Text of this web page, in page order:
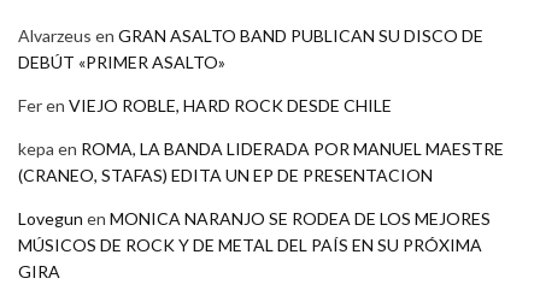
Alvarzeus en GRAN ASALTO BAND PUBLICAN SU DISCO DE
DEBÚT «PRIMER ASALTO»
Feren VIEJO ROBLE, HARD ROCK DESDE CHILE
kepa en ROMA, LA BANDA LIDERADA POR MANUEL MAESTRE
(CRANEO, STAFAS) EDITA UN EP DE PRESENTACION
Lovegun en MONICA NARANJO SE RODEA DE LOS MEJORES
MÚSICOS DE ROCK Y DE METAL DEL PAÍS EN SU PRÓXIMA
GIRA